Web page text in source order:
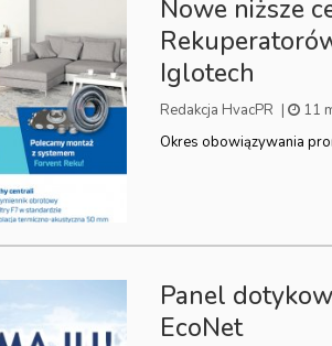
Nowe niższe
Iglotech
Redakcja HvacPR |
11
Okres obowiązywania
Panel
EcoNet